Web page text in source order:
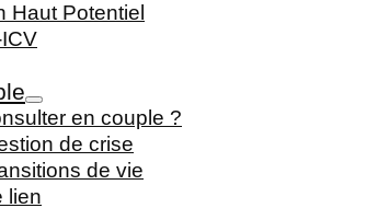
Haut Potentiel
en couple ?
de crise
de vie
lien